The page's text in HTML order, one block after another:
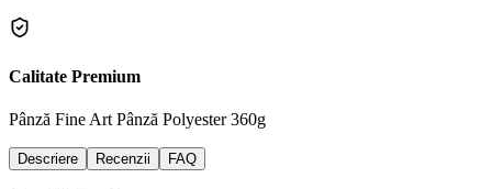
Calitate Premium
Pânză Fine Art Pânză Polyester 360g
Descriere Recenzii FAQ